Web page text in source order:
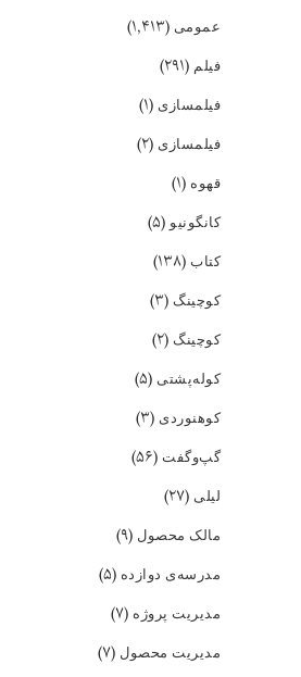
عمومی (۱,۴۱۳)
فیلم (۲۹۱)
فیلمسازی (۱)
فیلمسازی (۲)
قهوه (۱)
کانگونیو(۵)
کتاب (۱۳۸)
کوچینگ (۳)
کوچینگ (۲)
کوله‌پشتی (۵)
کوهنوردی (۳)
گپ‌و‌گفت (۵۶)
لیلی (۲۷)
مالک محصول (۹)
مدرسه‌ی دوازده (۵)
مدیریت پروژه (۷)
مدیریت محصول (۷)